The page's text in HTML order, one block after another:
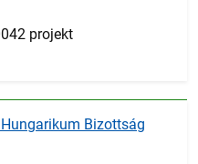
projekt